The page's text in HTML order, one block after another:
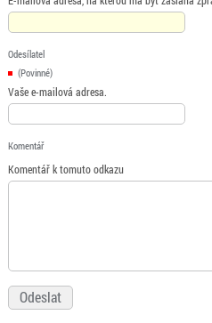
Odesílatel
(Povinné)
Vaše e-mailová adresa.
Komentář
Komentář k tomuto odkazu